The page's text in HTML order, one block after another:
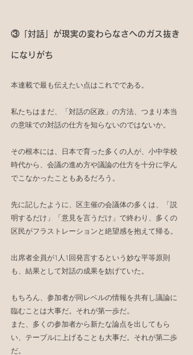
③「対話」が現実の変わらなさへのガス抜き
になりがち
本連載で最も伝えたい点はこれでである。
私たちはまだ、「対話の区政」の方法、つまり本当
の意味での対話の仕方を知らないのではないか。
その根本には、日本で育った多くの人が、小中学校
時代から、会議の進め方や議論の仕方を十分に学ん
でこなかったこともあるだろう。
先に記したように、区主催の会議体の多くは、「説
明するだけ」「意見を言うだけ」で終わり、多くの
区民がフラストレーションと絶望感を抱えて帰る。
出席者全員が1人1回発言するという妙な平等原則
も、結果として対話の成果を妨げていた。
もちろん、参加者が同レベルの情報を共有し議論に
臨むことは大事だ。それが第一歩だ。
また、多くの参加者から新たな論点を出してもら
い、テーブルに上げることも大事だ。それが第二歩
だ。